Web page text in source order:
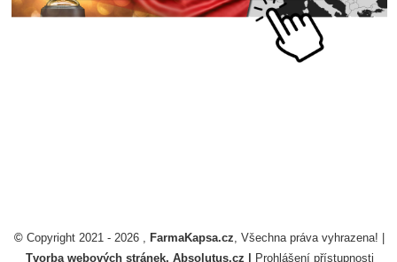
© Copyright 2021 - 2026 FarmaKapsa.cz , Všechna práva vyhrazena! |
Tvorba webových stránek, Absolutus.cz | Prohlášení přístupnosti